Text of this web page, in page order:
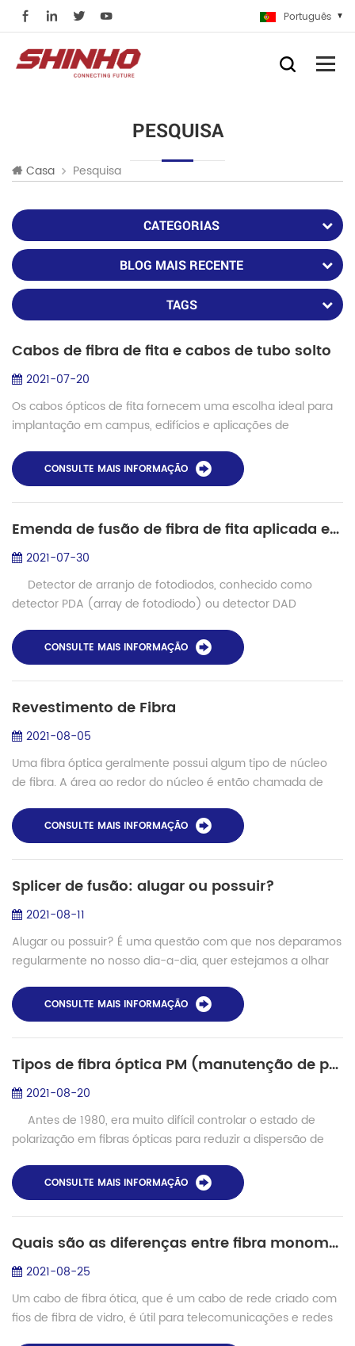
Português
PESQUISA
Casa Pesquisa
CATEGORIAS
BLOG MAIS RECENTE
TAGS
Cabos de fibra de fita e cabos de tubo solto
2021-07-20
Os cabos ópticos de fita fornecem uma escolha ideal para
implantação em campus, edifícios e aplicações de
de fibra de mais de 24. Assim como o ca...
CONSULTE MAIS INFORMAÇÃO
Emenda de fusão de fibra de fita aplicada em PDA (matriz de diodo de foto)
2021-07-30
Detector de arranjo de fotodiodos, conhecido como
detector PDA (array de fotodiodo) ou detector DAD
ULTRAVIOLETA desenvol...
CONSULTE MAIS INFORMAÇÃO
Revestimento de Fibra
2021-08-05
Uma fibra óptica geralmente possui algum tipo de núcleo
de fibra. A área ao redor do núcleo é então chamada de
núcleo de uma fibra, que...
CONSULTE MAIS INFORMAÇÃO
Splicer de fusão: alugar ou possuir?
2021-08-11
Alugar ou possuir? É uma questão com que nos deparamos
regularmente no nosso dia-a-dia, quer estejamos a olhar
ferramentas. No mundo do cabeamento e c...
CONSULTE MAIS INFORMAÇÃO
Tipos de fibra óptica PM (manutenção de polarização) e solução de emenda - Shinho S-12PM
2021-08-20
Antes de 1980, era muito difícil controlar o estado de
polarização em fibras ópticas para reduzir a dispersão de
desenvolvimento, imp...
CONSULTE MAIS INFORMAÇÃO
Quais são as diferenças entre fibra monomodo e multimodo?
2021-08-25
Um cabo de fibra ótica, que é um cabo de rede criado com
fios de fibra de vidro, é útil para telecomunicações e redes